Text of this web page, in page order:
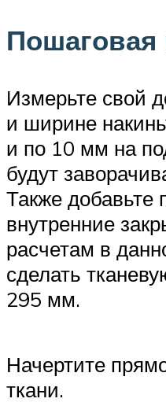
Пошаговая
Измерьте свой
и ширине
и по 10 мм на
будут
Также добавьте
внутренние
расчетам в
сделать
295 мм.
Начертите
ткани.